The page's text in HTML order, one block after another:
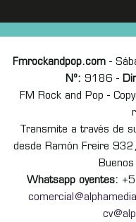
Fmrockandpop.com-
Nº: 9186 -
FM Rock and Pop -
Transmite a través de
desde Ramón Freire
Whatsapp oyentes: